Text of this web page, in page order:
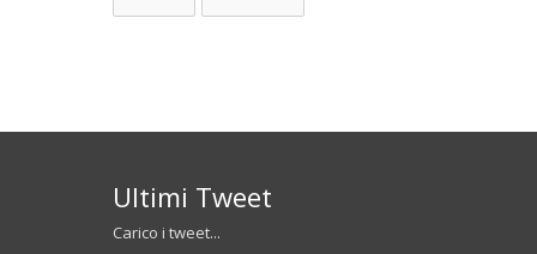
Ultimi Tweet
Carico i tweet...